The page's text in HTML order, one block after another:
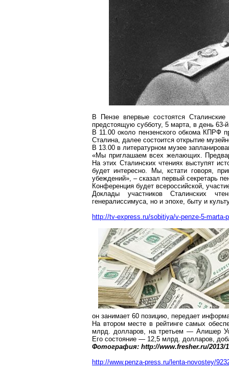
В Пензе впервые состоятся
предстоящую субботу, 5 марта, в день
В 11.00 около пензенского обкома КПРФ
Сталина, далее состоится открытие
В 13.00 в литературном музее
«Мы приглашаем всех желающих.
На этих Сталинских чтениях выступят
будет интересно. Мы, кстати говоря,
убеждений», – сказал первый секретарь
Конференция будет всероссийской,
Доклады участников Сталинских
генералиссимуса, но и эпохе, быту и
http://tv-express.ru/sobitiya/v-penze-5-marta-
он занимает 60 позицию, передает
На втором месте в рейтинге самых
млрд. долларов, на третьем — Алишер
Его состояние — 12,5 млрд. долларов,
Фотография: http://www.fresher.ru/2013/
http://www.penza-press.ru/lenta-novostey/